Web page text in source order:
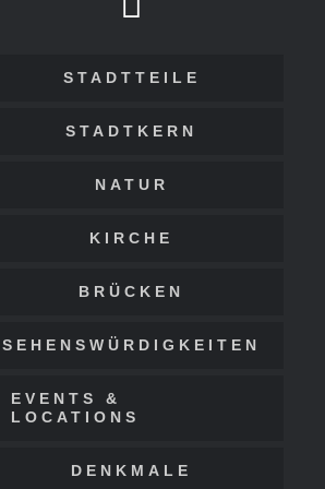
STADTTEILE
STADTKERN
NATUR
KIRCHE
BRÜCKEN
SEHENSWÜRDIGKEITEN
EVENTS &
LOCATIONS
DENKMALE